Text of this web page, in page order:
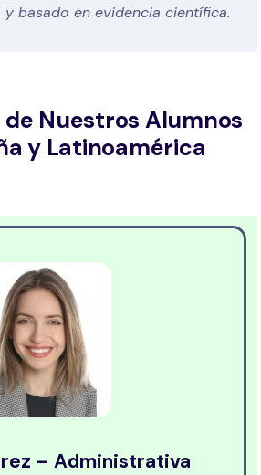
basado en evidencia científica.
Nuestros Alumnos
y Latinoamérica
– Administrativa